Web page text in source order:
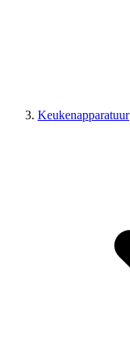
Keukenapparatuur